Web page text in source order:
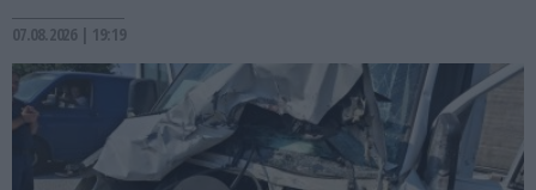
07.08.2026 | 19:19